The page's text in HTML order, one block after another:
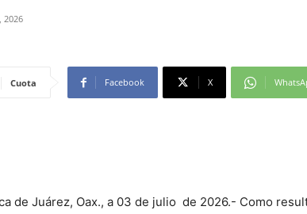
2026
Cuota Facebook X
de Juárez, Oax., a 03 de julio de 2026.- Como